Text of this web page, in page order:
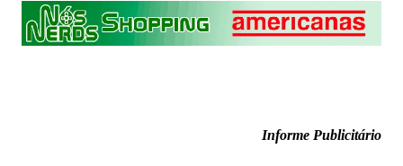
Informe Publicitário